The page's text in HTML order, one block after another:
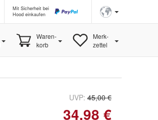
Mit Sicherheit bei
Hood einkaufen
Waren-
korb
Merk-
zettel
UVP: 45,00 €
34,98 €